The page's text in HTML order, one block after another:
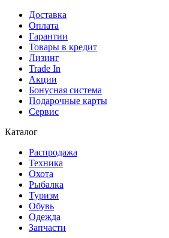
Доставка
Оплата
Гарантии
Товары в кредит
Лизинг
Trade In
Акции
Бонусная система
Подарочные карты
Сервис
Каталог
Распродажа
Техника
Охота
Рыбалка
Туризм
Обувь
Одежда
Запчасти